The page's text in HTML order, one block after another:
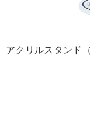
アクリルスタンド